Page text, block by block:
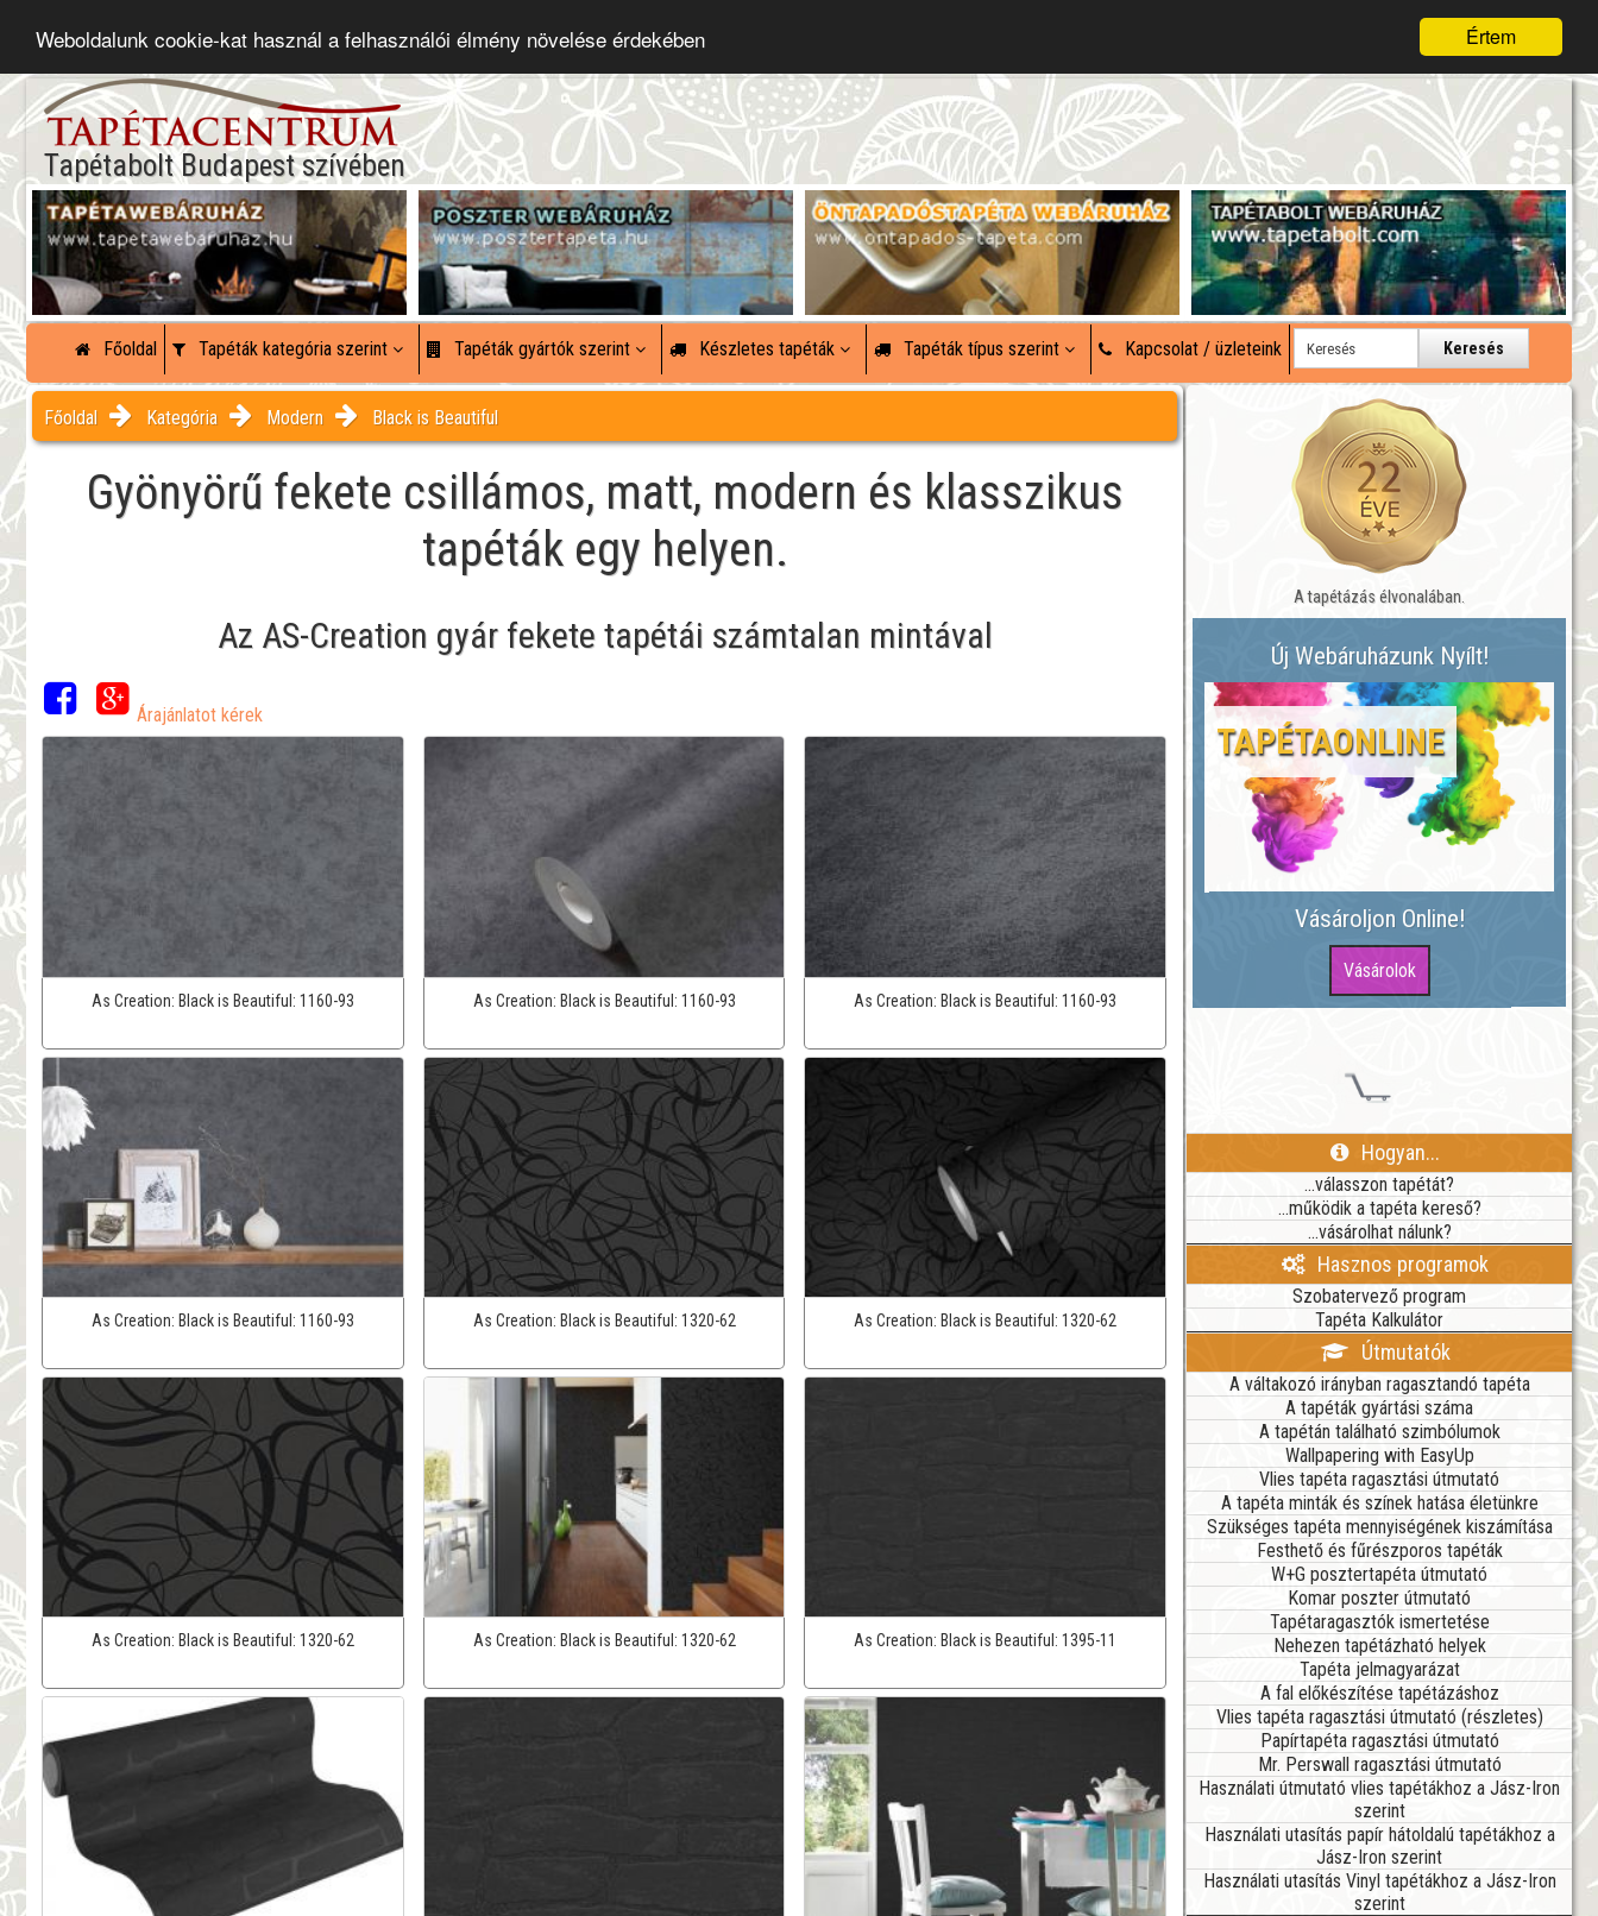
Értem
Weboldalunk cookie-kat használ a felhasználói élmény növelése érdekében
Tapétabolt Budapest szívében
Főoldal Tapéták kategória szerint Tapéták gyártók szerint Készletes tapéták Tapéták típus szerint Kapcsolat / üzleteink Keresés
Főoldal Kategória Modern Black is Beautiful
Gyönyörű fekete csillámos, matt, modern és klasszikus
tapéták egy helyen.
Az AS-Creation gyár fekete tapétái számtalan mintával
Árajánlatot kérek
As Creation: Black is Beautiful: 1160-93 As Creation: Black is Beautiful: 1160-93 As Creation:Black is Beautiful:1160-93
As Creation: Black is Beautiful: 1160-93 As Creation: Black is Beautiful: 1320-62 As Creation: Black is Beautiful:1320-62
As Creation: Black is Beautiful: 1320-62 As Creation: Black is Beautiful: 1320-62 As Creation: Black is Beautiful:1395-11
A tapétázás élvonalában.
Új Webáruházunk Nyílt!
TAPÉTAONLINE
Vásároljon Online!
Hogyan...
...válasszon tapétát?
...működik a tapéta kereső?
...vásárolhat nálunk?
Hasznos programok
Szobatervező program
Tapéta Kalkulátor
Útmutatók
A váltakozó irányban ragasztandó tapéta
A tapéták gyártási száma
A tapétán található szimbólumok
Wallpapering with EasyUp
Vlies tapéta ragasztási útmutató
A tapéta minták és színek hatása életünkre
Szükséges tapéta mennyiségének kiszámítása
Festhető és fűrészporos tapéták
W+G posztertapéta útmutató
Komar poszter útmutató
Tapétaragasztók ismertetése
Nehezen tapétázható helyek
Tapéta jelmagyarázat
A fal előkészítése tapétázáshoz
Vlies tapéta ragasztási útmutató (részletes)
Papírtapéta ragasztási útmutató
Mr. Perswall ragasztási útmutató
Használati útmutató vlies tapétákhoz a Jász-Iron
szerint
Használati utasítás papír hátoldalú tapétákhoz a
Jász-Iron szerint
Használati utasítás Vinyl tapétákhoz a Jász-Iron
szerint